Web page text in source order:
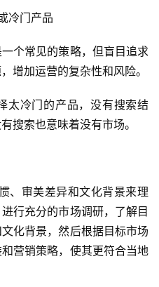
冷门产品
个常见的策略，但盲目追求
增加运营的复杂性和风险。
太冷门的产品，没有搜索结
搜索也意味着没有市场。
、审美差异和文化背景来理
行充分的市场调研，了解目
化背景，然后根据目标市场
营销策略，使其更符合当地